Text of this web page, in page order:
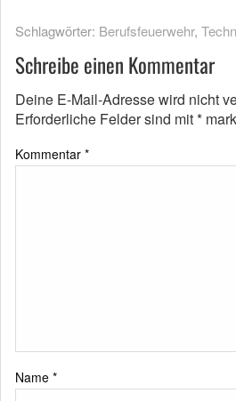
Schlagwörter: Berufsfeuerwehr,
Schreibe einen Kommentar
Deine E-Mail-Adresse wird nicht
Erforderliche Felder sind mit*
Kommentar *
Name *